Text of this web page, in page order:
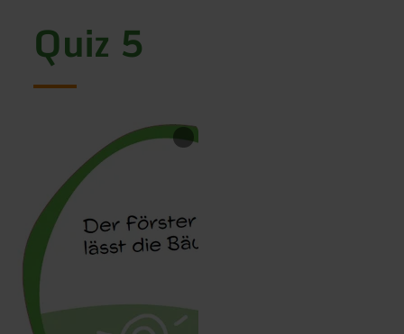
Quiz 5